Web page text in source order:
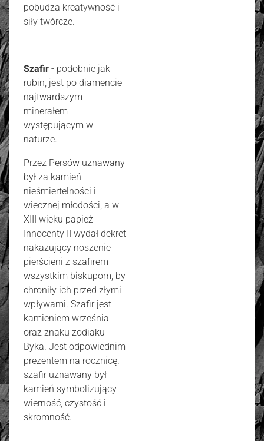
pobudza kreatywność i
siły twórcze.
Szafir - podobnie jak
rubin, jest po diamencie
najtwardszym
minerałem
występującym w
naturze.
Przez Persów uznawany
był za kamień
nieśmiertelności i
wiecznej młodości, a w
XIII wieku papież
Innocenty II wydał dekret
nakazujący noszenie
pierścieni z szafirem
wszystkim biskupom, by
chroniły ich przed złymi
wpływami. Szafir jest
kamieniem września
oraz znaku zodiaku
Byka. Jest odpowiednim
prezentem na rocznicę.
szafir uznawany był
kamień symbolizujący
wierność, czystość i
skromność.